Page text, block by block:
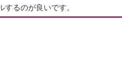
るのが良いです。